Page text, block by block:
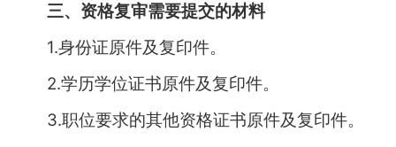
三、资格复审需要提交的材料
1.身份证原件及复印件。
2.学历学位证书原件及复印件。
3.职位要求的其他资格证书原件及复印件。